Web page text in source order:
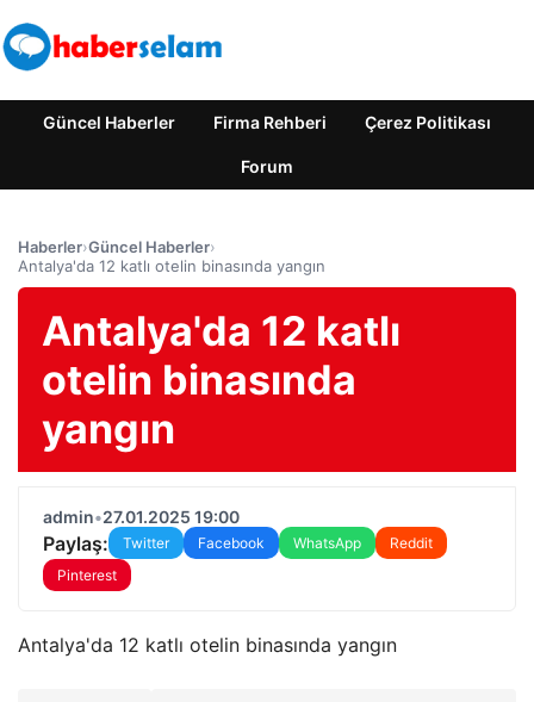
Güncel Haberler Firma Rehberi Çerez Politikası
Forum
Haberler›Güncel Haberler›
Antalya'da 12 katlı otelin binasında yangın
Antalya'da 12 katlı
otelin binasında
yangın
admin•27.01.2025 19:00
Paylaş: Twitter Facebook WhatsApp
Reddit
Pinterest
Antalya'da 12 katlı otelin binasında yangın